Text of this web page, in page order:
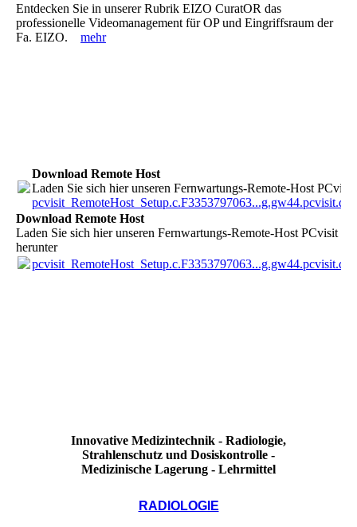
Entdecken Sie in unserer Rubrik EIZO CuratOR das
professionelle Videomanagement für OP und Eingriffsraum der
Fa. EIZO. mehr
Download Remote Host
Laden Sie sich hier unseren Fernwartungs-Remote-Host PCvisit
Download Remote Host
Laden Sie sich hier unseren Fernwartungs-Remote-Host PCvisit
herunter
Innovative Medizintechnik - Radiologie,
Strahlenschutz und Dosiskontrolle -
Medizinische Lagerung - Lehrmittel
RADIOLOGIE